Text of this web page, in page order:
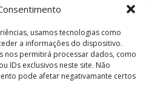
usamos tecnologias como
a informações do dispositivo.
nos permitirá processar dados, como
IDs exclusivos neste site. Não
pode afetar negativamante certos